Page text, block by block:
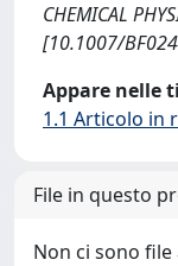
CHEMICAL
[10.1007/
Appare nelle
1.1 Articolo in
File in questo
Non ci sono